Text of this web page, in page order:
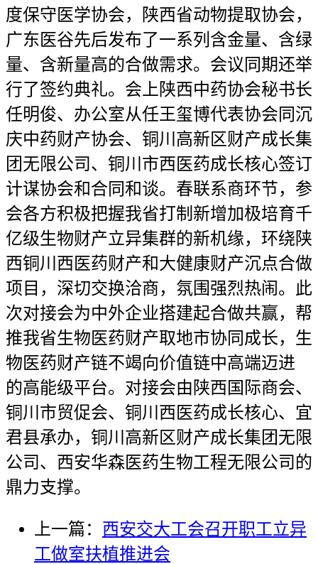
度保守医学协会，陕西省动物提取协会，
广东医谷先后发布了一系列含金量、含绿
量、含新量高的合做需求。会议同期还举
行了签约典礼。会上陕西中药协会秘书长
任明俊、办公室从任王玺博代表协会同沉
庆中药财产协会、铜川高新区财产成长集
团无限公司、铜川市西医药成长核心签订
计谋协会和合同和谈。春联系商环节，参
会各方积极把握我省打制新增加极培育千
亿级生物财产立异集群的新机缘，环绕陕
西铜川西医药财产和大健康财产沉点合做
项目，深切交换洽商，氛围强烈热闹。此
次对接会为中外企业搭建起合做共赢，帮
推我省生物医药财产取地市协同成长，生
物医药财产链不竭向价值链中高端迈进
的高能级平台。对接会由陕西国际商会、
铜川市贸促会、铜川西医药成长核心、宜
君县承办，铜川高新区财产成长集团无限
公司、西安华森医药生物工程无限公司的
鼎力支撑。
上一篇： 西安交大工会召开职工立异
工做室扶植推进会